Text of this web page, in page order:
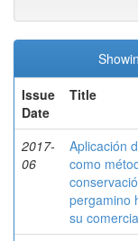
Issue
Date
Title
2017-
06
Aplicación
como
pergamino
su